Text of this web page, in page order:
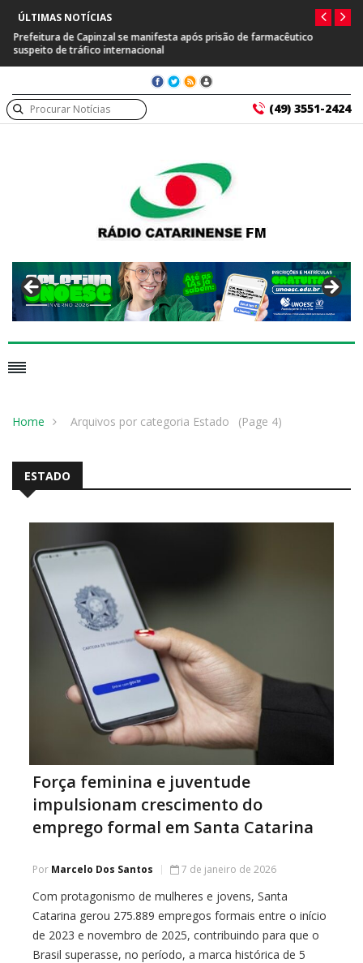
ÚLTIMAS NOTÍCIAS
Prefeitura de Capinzal se manifesta após prisão de farmacêutico
suspeito de tráfico internacional
(49) 3551-2424
Home Arquivos por categoria Estado (Page 4)
ESTADO
Força feminina e juventude
impulsionam crescimento do
emprego formal em Santa Catarina
Por Marcelo Dos Santos 7 de janeiro de 2026
Com protagonismo de mulheres e jovens, Santa
Catarina gerou 275.889 empregos formais entre o início
de 2023 e novembro de 2025, contribuindo para que o
Brasil superasse, no período, a marca histórica de 5